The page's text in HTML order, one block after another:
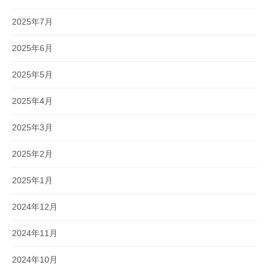
2025年7月
2025年6月
2025年5月
2025年4月
2025年3月
2025年2月
2025年1月
2024年12月
2024年11月
2024年10月